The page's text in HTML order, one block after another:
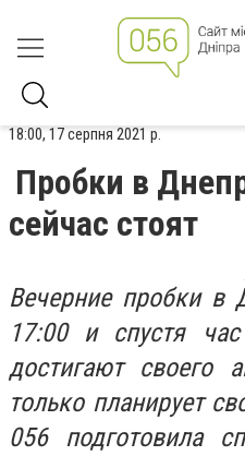
18:00, 17 серпня 2021 р.
Пробки в
сейчас стоят
Вечерние пробки в
17:00 и спустя
достигают своего
только планирует
056 подготовила